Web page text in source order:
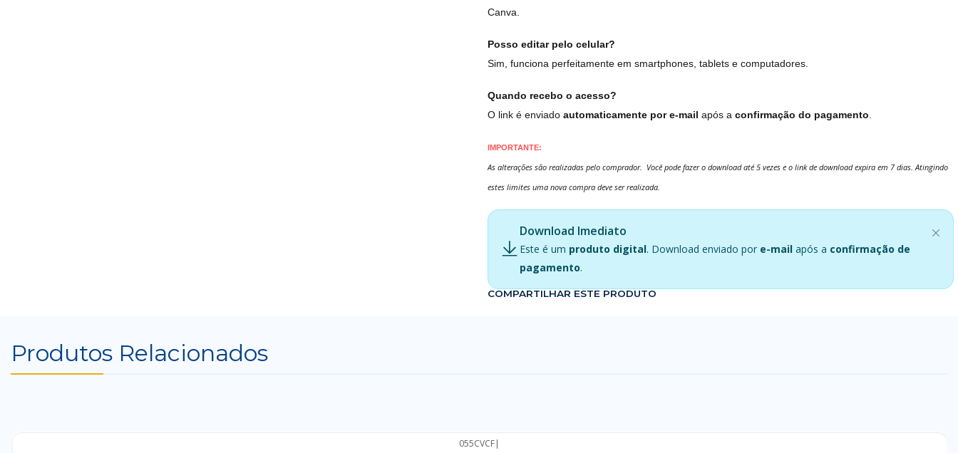
Canva.
Posso editar pelo celular?
Sim, funciona perfeitamente em smartphones, tablets e computadores.
Quando recebo o acesso?
O link é enviado automaticamente por e-mail após a confirmação do pagamento.
IMPORTANTE:
As alterações são realizadas pelo comprador. Você pode fazer o download até 5 vezes e o link de download expira em 7 dias. Atingindo
estes limites uma nova compra deve ser realizada.
Download Imediato
Este é um produto digital. Download enviado por e-mail após a confirmação de
pagamento.
COMPARTILHAR ESTE PRODUTO
Produtos Relacionados
055CVCF|